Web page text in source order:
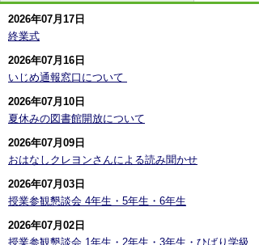
2026年07月17日
終業式
2026年07月16日
いじめ通報窓口について ​
2026年07月10日
夏休みの図書館開放について
2026年07月09日
おはなしクレヨンさんによる読み聞かせ
2026年07月03日
授業参観懇談会 4年生・5年生・6年生
2026年07月02日
授業参観懇談会 1年生・2年生・3年生・ひばり学級